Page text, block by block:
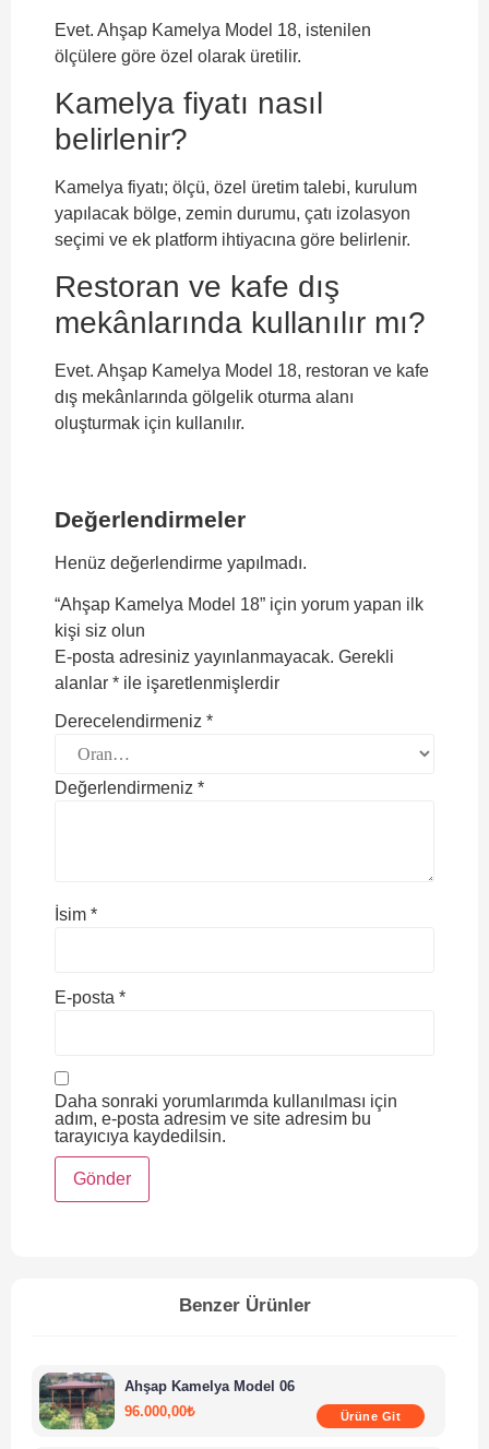
Evet. Ahşap Kamelya Model 18, istenilen
ölçülere göre özel olarak üretilir.
Kamelya fiyatı nasıl
belirlenir?
Kamelya fiyatı; ölçü, özel üretim talebi, kurulum
yapılacak bölge, zemin durumu, çatı izolasyon
seçimi ve ek platform ihtiyacına göre belirlenir.
Restoran ve kafe dış
mekânlarında kullanılır mı?
Evet. Ahşap Kamelya Model 18, restoran ve kafe
dış mekânlarında gölgelik oturma alanı
oluşturmak için kullanılır.
Değerlendirmeler
Henüz değerlendirme yapılmadı.
“Ahşap Kamelya Model 18” için yorum yapan ilk
kişi siz olun
E-posta adresiniz yayınlanmayacak. Gerekli
alanlar * ile işaretlenmişlerdir
Derecelendirmeniz *
Değerlendirmeniz *
İsim *
E-posta *
Daha sonraki yorumlarımda kullanılması için
adım, e-posta adresim ve site adresim bu
tarayıcıya kaydedilsin.
Benzer Ürünler
Ahşap Kamelya Model 06
96.000,00₺ Ürüne Git